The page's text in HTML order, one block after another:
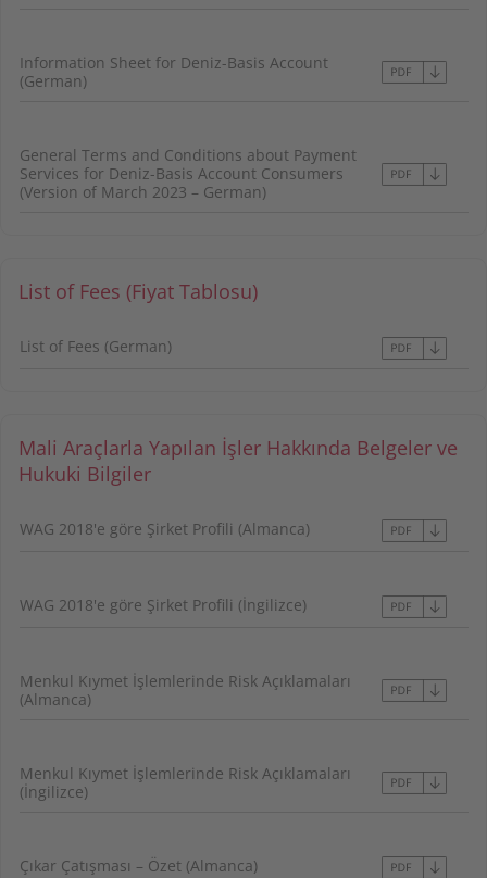
Information Sheet for Deniz-Basis Account
(German)
General Terms and Conditions about Payment
Services for Deniz-Basis Account Consumers
(Version of March 2023 – German)
List of Fees (Fiyat Tablosu)
List of Fees (German)
Mali Araçlarla Yapılan İşler Hakkında Belgeler ve
Hukuki Bilgiler
WAG 2018'e göre Şirket Profili (Almanca)
WAG 2018'e göre Şirket Profili (İngilizce)
Menkul Kıymet İşlemlerinde Risk Açıklamaları
(Almanca)
Menkul Kıymet İşlemlerinde Risk Açıklamaları
(İngilizce)
Çıkar Çatışması – Özet (Almanca)